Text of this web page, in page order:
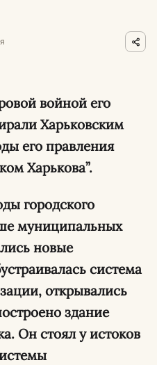
войной его
Харьковским
его правления
Харькова”.
городского
муниципальных
новые
система
открывались
здание
Он стоял у истоков